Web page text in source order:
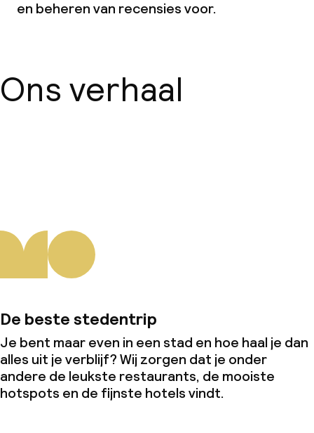
en beheren van recensies voor.
Ons verhaal
De beste stedentrip
Je bent maar even in een stad en hoe haal je dan
alles uit je verblijf? Wij zorgen dat je onder
andere de leukste restaurants, de mooiste
hotspots en de fijnste hotels vindt.